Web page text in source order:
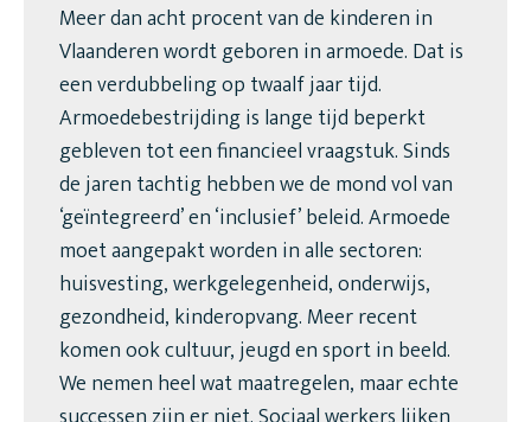
Meer dan acht procent van de kinderen in
Vlaanderen wordt geboren in armoede. Dat is
een verdubbeling op twaalf jaar tijd.
Armoedebestrijding is lange tijd beperkt
gebleven tot een financieel vraagstuk. Sinds
de jaren tachtig hebben we de mond vol van
‘geïntegreerd’ en ‘inclusief’ beleid. Armoede
moet aangepakt worden in alle sectoren:
huisvesting, werkgelegenheid, onderwijs,
gezondheid, kinderopvang. Meer recent
komen ook cultuur, jeugd en sport in beeld.
We nemen heel wat maatregelen, maar echte